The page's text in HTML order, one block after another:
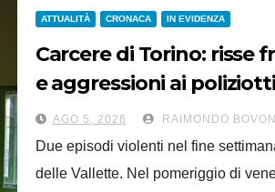
ATTUALITÀ CRONACA IN EVIDENZA
Carcere di Torino: risse
e aggressioni ai
violenza
AGO 5, 2026 RAIMONDO
Due episodi violenti nel fine
delle Vallette. Nel pomeriggio di